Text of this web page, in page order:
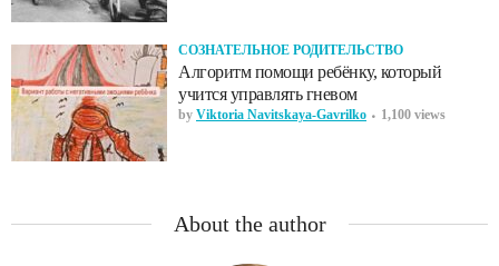
СОЗНАТЕЛЬНОЕ РОДИТЕЛЬСТВО
Алгоритм помощи ребёнку, который
учится управлять гневом
by Viktoria Navitskaya-Gavrilko 1,100 views
About the author